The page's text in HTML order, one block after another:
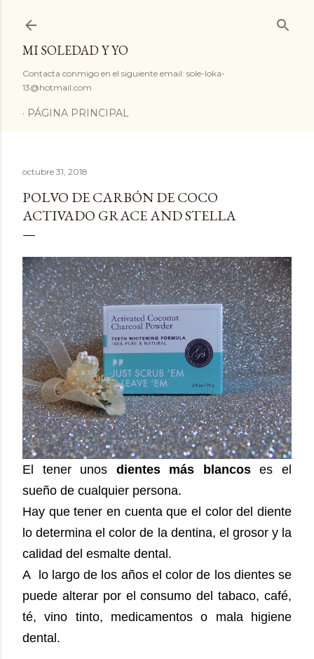
MI SOLEDAD Y YO
Contacta conmigo en el siguiente email: sole-loka-
13@hotmail.com
PÁGINA PRINCIPAL
octubre 31, 2018
POLVO DE CARBÓN DE COCO
ACTIVADO GRACE AND STELLA
El tener unos dientes más blancoses el
sueño de cualquier persona.
Hay que tener en cuenta que el color del diente
lo determina el color de la dentina, el grosor y la
calidad del esmalte dental.
A lo largo de los años el color de los dientes se
puede alterar por el consumo del tabaco, café,
té, vino tinto, medicamentos o mala higiene
dental.